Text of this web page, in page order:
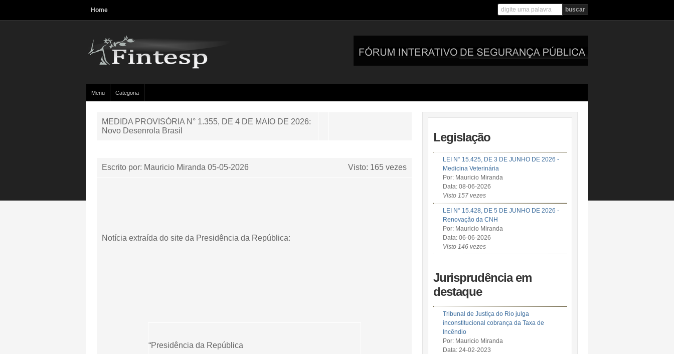
Home
Menu Categoria
MEDIDA PROVISÓRIA N° 1.355, DE 4 DE MAIO DE 2026:
Novo Desenrola Brasil
Escrito por: Mauricio Miranda 05-05-2026 Visto: 165 vezes
Notícia extraída do site da Presidência da República:
“Presidência da República
Legislação
LEI N° 15.425, DE 3 DE JUNHO DE 2026 -
Medicina Veterinária
Por: Mauricio Miranda
Data: 08-06-2026
Visto 157 vezes
LEI N° 15.428, DE 5 DE JUNHO DE 2026 -
Renovação da CNH
Por: Mauricio Miranda
Data: 06-06-2026
Visto 146 vezes
Jurisprudência em
destaque
Tribunal de Justiça do Rio julga
inconstitucional cobrança da Taxa de
Incêndio
Por: Mauricio Miranda
Data: 24-02-2023